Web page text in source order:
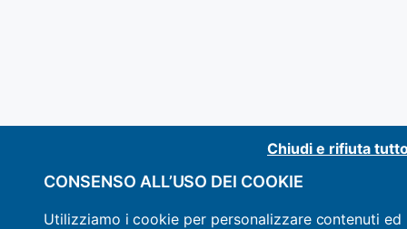
Chiudi e rifiuta
CONSENSO ALL’USO DEI COOKIE
Utilizziamo i cookie per personalizzare contenuti ed